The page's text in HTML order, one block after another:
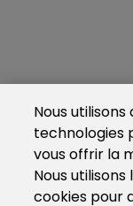
Nous
technologies
vous offrir la
Nous
cookies pour